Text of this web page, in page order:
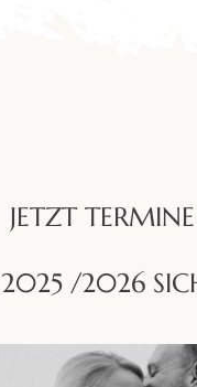
JETZT
2025 /2026